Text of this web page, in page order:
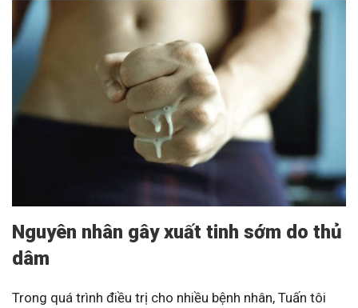
Nguyên nhân gây xuất tinh sớm do thủ
dâm
Trong quá trình điều trị cho nhiều bệnh nhân, Tuấn tôi